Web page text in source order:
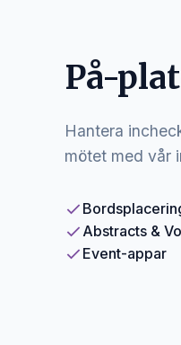
På-
Hantera
mötet med vår
Abstracts &
Event-appar